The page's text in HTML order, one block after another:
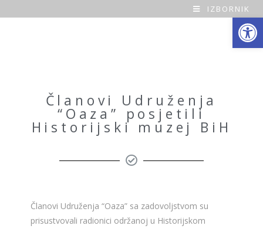
Open toolbar
O
IZBORNIK
Članovi Udruženja
“Oaza” posjetili
Historijski muzej BiH
Članovi Udruženja “Oaza” sa zadovoljstvom su
prisustvovali radionici održanoj u Historijskom